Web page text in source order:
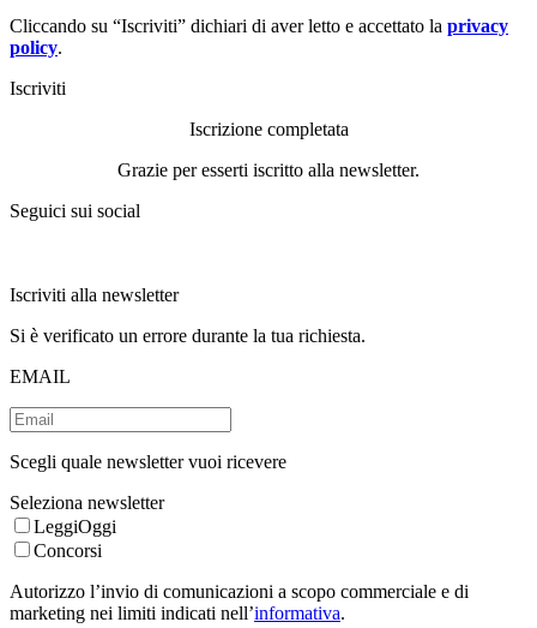
Cliccando su “Iscriviti” dichiari di aver letto e accettato la privacy
policy.
Iscriviti
Iscrizione completata
Grazie per esserti iscritto alla newsletter.
Seguici sui social
Iscriviti alla newsletter
Si è verificato un errore durante la tua richiesta.
EMAIL
Scegli quale newsletter vuoi ricevere
Seleziona newsletter
LeggiOggi
Concorsi
Autorizzo l’invio di comunicazioni a scopo commerciale e di
marketing nei limiti indicati nell’informativa.